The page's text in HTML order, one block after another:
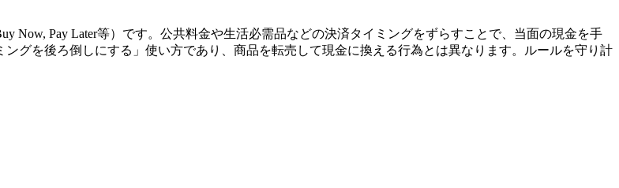
Now, Pay Later等）です。公共料金や生活必需品などの決済タイミングをずらすことで、当面の現金を手
グを後ろ倒しにする」使い方であり、商品を転売して現金に換える行為とは異なります。ルールを守り計